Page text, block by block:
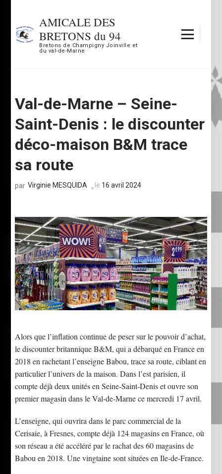
contenu
(Pressez
AMICALE DES
BRETONS du 94
Bretons de Champigny Joinville et
du val-de-Marne
Val-de-Marne – Seine-
Saint-Denis : le discounter
déco-maison B&M trace
sa route
par Virginie MESQUIDA le 16 avril 2024
Alors que l’inflation continue de peser sur le pouvoir d’achat,
le discounter britannique B&M, qui a débarqué en France en
2018 en rachetant l’enseigne Babou, trace sa route, ciblant en
particulier l’univers de la maison. Dans l’est parisien, il
compte déjà deux unités en Seine-Saint-Denis et ouvre son
premier magasin dans le Val-de-Marne ce mercredi 17 avril.
L’enseigne, qui ouvrira dans le parc commercial de la
Cerisaie, à Fresnes, compte déjà 124 magasins en France, où
son réseau a été accéléré par le rachat des 60 magasins de
Babou en 2018. Une vingtaine sont situées en Ile-de-France.